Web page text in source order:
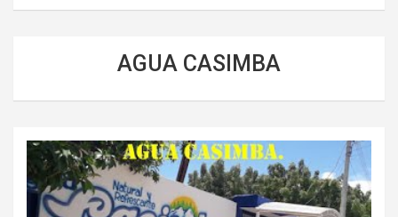
AGUA CASIMBA